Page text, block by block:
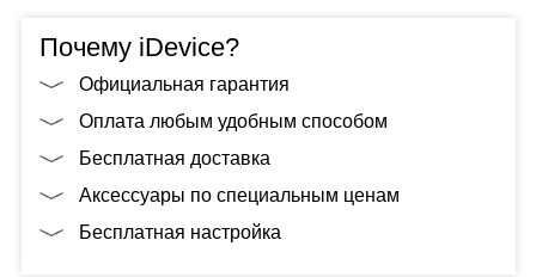
Почему iDevice?
Официальная гарантия
Оплата любым удобным способом
Бесплатная доставка
Аксессуары по специальным ценам
Бесплатная настройка